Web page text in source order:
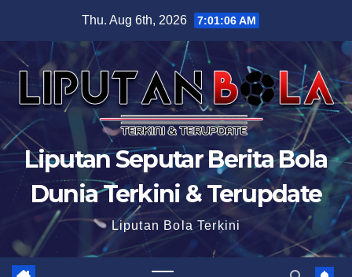
content
Thu. Aug 6th, 2026 7:01:07 AM
Liputan Seputar Berita Bola
Dunia Terkini & Terupdate
Liputan Bola Terkini